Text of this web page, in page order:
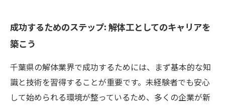
成功するためのステップ: 解体工としてのキャリアを
築こう
千葉県の解体業界で成功するためには、まず基本的な知
識と技術を習得することが重要です。未経験者でも安心
して始められる環境が整っているため、多くの企業が新